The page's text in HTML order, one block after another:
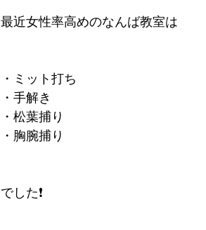
最近女性率高めのなんば教室は
・ミット打ち
・手解き
・松葉捕り
・胸腕捕り
でした❗️